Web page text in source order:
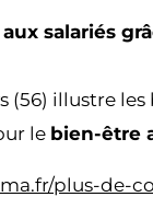
salariés
(56) illustre les
le bien-être
plus-de-